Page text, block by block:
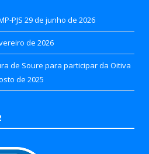
PJS 29 de junho de 2026
de 2026
de Soure para participar da Oitiva
de 2025